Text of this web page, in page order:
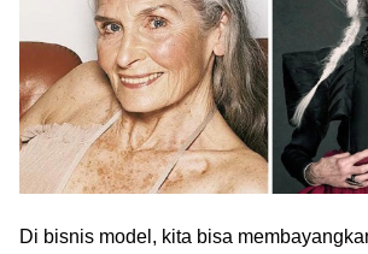
Di bisnis model, kita bisa